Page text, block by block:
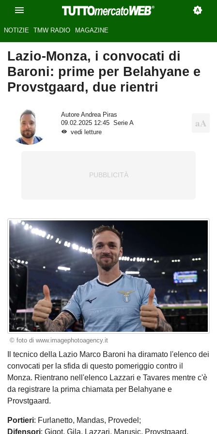
NOTIZIE TMW RADIO MAGAZINE
Lazio-Monza, i convocati di
Baroni: prime per Belahyane e
Provstgaard, due rientri
Autore Andrea Piras
09.02.2025 12:45
Serie A
vedi letture
© foto di www.imagephotoagency.it
Il tecnico della Lazio Marco Baroni ha diramato l'elenco dei
convocati per la sfida di questo pomeriggio contro il
Monza. Rientrano nell'elenco Lazzari e Tavares mentre c'è
da registrare la prima chiamata per Belahyane e
Provstgaard.
Portieri: Furlanetto, Mandas, Provedel;
Difensori: Gigot, Gila, Lazzari, Marusic, Provstgaard,